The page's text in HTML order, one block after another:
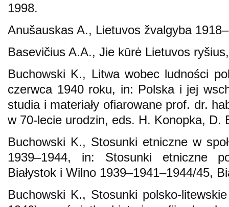
1998.
Anušauskas A., Lietuvos žvalgyba
Basevičius A.A., Jie kūrė Lietuvos
Buchowski K., Litwa wobec ludności
czerwca 1940 roku, in: Polska i jej
studia i materiały ofiarowane prof. dr.
w 70-lecie urodzin, eds. H. Konopka, D.
Buchowski K., Stosunki etniczne w
1939–1944, in: Stosunki etniczne
Białystok i Wilno 1939–1941–1944/45,
Buchowski K., Stosunki polsko-